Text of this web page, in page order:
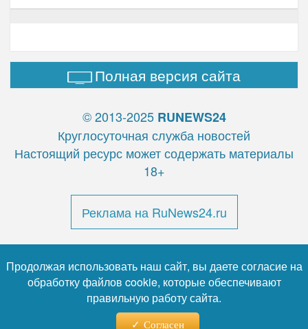
Полная версия сайта
© 2013-2025 RUNEWS24
Круглосуточная служба новостей
Настоящий ресурс может содержать материалы
18+
Реклама на RuNews24.ru
Почтовый адрес: 123112, Москва, Пресненская наб., д.
12
Продолжая использовать наш сайт, вы даете согласие на
обработку файлов cookie, которые обеспечивают
правильную работу сайта.
Согласен